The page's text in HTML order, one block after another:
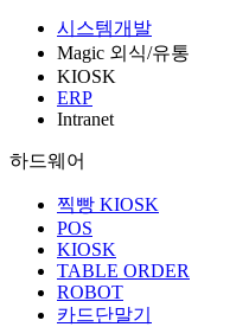
시스템개발
Magic 외식/유통
KIOSK
ERP
Intranet
하드웨어
찍빵 KIOSK
POS
KIOSK
TABLE ORDER
ROBOT
카드단말기